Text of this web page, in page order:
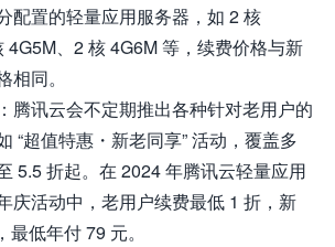
配置的轻量应用服务器，如 2 核
4G5M、2 核 4G6M 等，续费价格与新
相同。
腾讯云会不定期推出各种针对老用户的
“超值特惠・新老同享” 活动，覆盖多
5.5 折起。在 2024 年腾讯云轻量应用
庆活动中，老用户续费最低 1 折，新
最低年付 79 元。